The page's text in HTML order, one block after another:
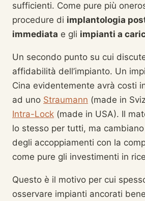
sufficienti. Come pure più
procedure di implantologia
immediata e gli impianti a
Un secondo punto su cui
affidabilità dell’impianto. Un
Cina evidentemente avrà costi
ad uno Straumann (made in
Intra-Lock (made in USA). Il
lo stesso per tutti, ma
degli accoppiamenti con la
come pure gli investimenti in
Questo è il motivo per cui
osservare impianti ancorati